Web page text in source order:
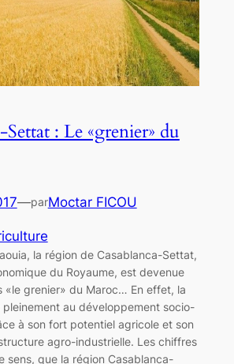
Settat : Le «grenier» du
—parMoctar FICOU
la région de Casablanca-Settat,
du Royaume, est devenue
«le grenier» du Maroc… En effet, la
au développement socio-
à son fort potentiel agricole et son
agro-industrielle. Les chiffres
sens, que la région Casablanca-